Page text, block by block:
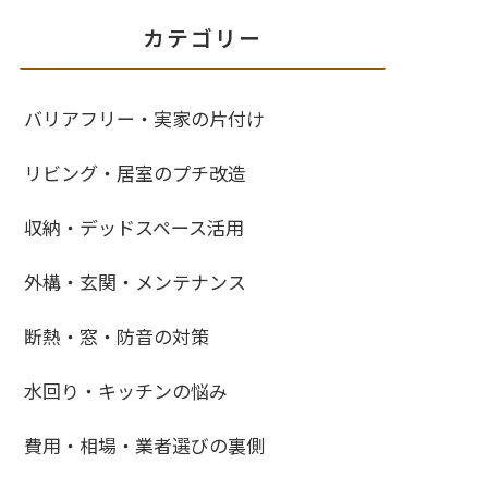
カテゴリー
バリアフリー・実家の片付け
リビング・居室のプチ改造
収納・デッドスペース活用
外構・玄関・メンテナンス
断熱・窓・防音の対策
水回り・キッチンの悩み
費用・相場・業者選びの裏側